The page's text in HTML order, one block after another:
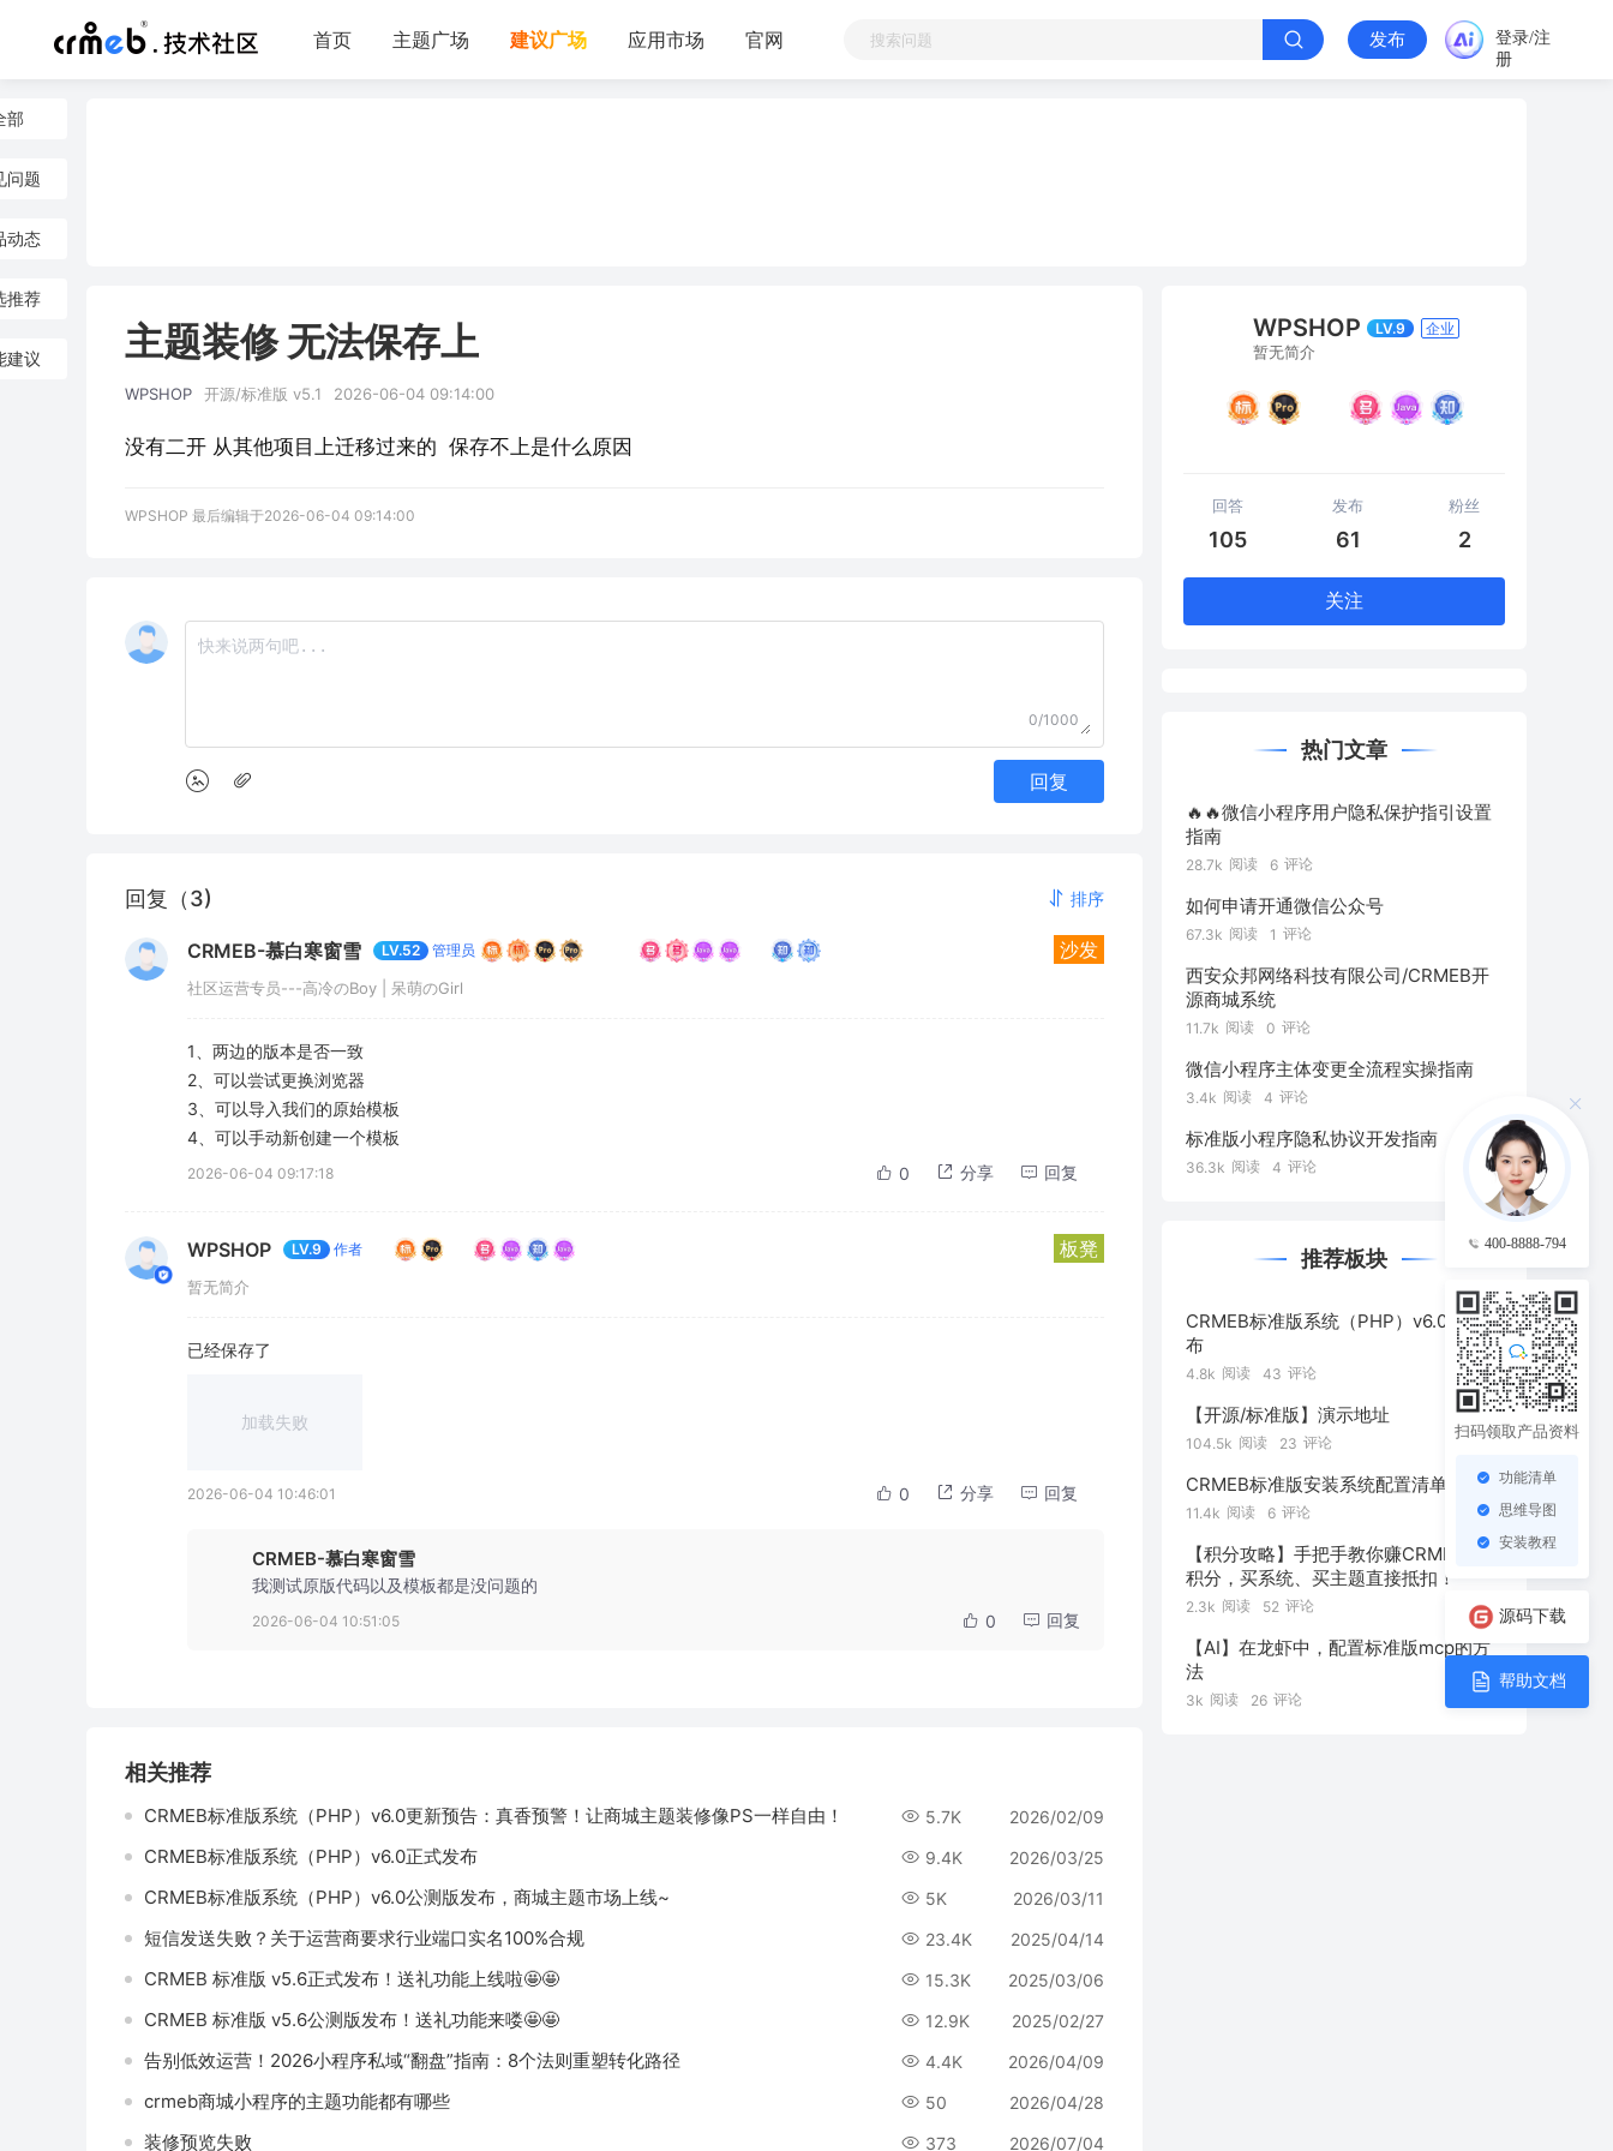
首页 主题广场 建议广场 应用市场 官网 发布
登录/注
册
部
问题
动态
推荐
建议 主题装修 无法保存上
WPSHOP 开源/标准版 v5.1 2026-06-04 09:14:00
没有二开 从其他项目上迁移过来的  保存不上是什么原因
WPSHOP 最后编辑于2026-06-04 09:14:00
0/1000
回复
回复（3) 排序
CRMEB-慕白寒窗雪 LV.52 管理员 沙发
社区运营专员---高冷のBoy | 呆萌のGirl
1、两边的版本是否一致
2、可以尝试更换浏览器
3、可以导入我们的原始模板
4、可以手动新创建一个模板
2026-06-04 09:17:18 0 分享 回复
WPSHOP LV.9 作者 板凳
暂无简介
已经保存了
加载失败
2026-06-04 10:46:01 0 分享 回复
CRMEB-慕白寒窗雪
我测试原版代码以及模板都是没问题的
2026-06-04 10:51:05 0 回复
相关推荐
CRMEB标准版系统（PHP）v6.0更新预告：真香预警！让商城主题装修像PS一样自由！ 5.7K 2026/02/09
CRMEB标准版系统（PHP）v6.0正式发布 9.4K 2026/03/25
CRMEB标准版系统（PHP）v6.0公测版发布，商城主题市场上线~ 5K 2026/03/11
短信发送失败？关于运营商要求行业端口实名100%合规 23.4K 2025/04/14
CRMEB 标准版 v5.6正式发布！送礼功能上线啦🤩🤩 15.3K 2025/03/06
CRMEB 标准版 v5.6公测版发布！送礼功能来喽🤩🤩 12.9K 2025/02/27
告别低效运营！2026小程序私域“翻盘”指南：8个法则重塑转化路径 4.4K 2026/04/09
crmeb商城小程序的主题功能都有哪些 50 2026/04/28
装修预览失败 373 2026/07/04
WPSHOP LV.9 企业
暂无简介
回答
105
发布
61
粉丝
2
关注
热门文章
🔥🔥微信小程序用户隐私保护指引设置
指南
28.7k 阅读 6 评论
如何申请开通微信公众号
67.3k 阅读 1 评论
西安众邦网络科技有限公司/CRMEB开
源商城系统
11.7k 阅读 0 评论
微信小程序主体变更全流程实操指南
3.4k 阅读 4 评论
标准版小程序隐私协议开发指南
36.3k 阅读 4 评论
推荐板块
CRMEB标准版系统（PHP）v6.0正式发
布
4.8k 阅读 43 评论
【开源/标准版】演示地址
104.5k 阅读 23 评论
CRMEB标准版安装系统配置清单
11.4k 阅读 6 评论
【积分攻略】手把手教你赚CRMEB社区
积分，买系统、买主题直接抵扣！
2.3k 阅读 52 评论
【AI】在龙虾中，配置标准版mcp的方
法
3k 阅读 26 评论
400-8888-794
扫码领取产品资料
功能清单
思维导图
安装教程
源码下载
帮助文档